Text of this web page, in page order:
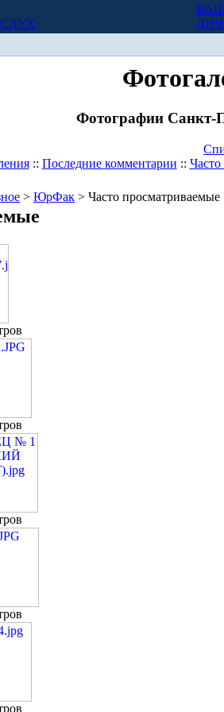
Фотографии Санкт-
:: Последние комментарии ::
> ЮрФак > Часто просматриваемые